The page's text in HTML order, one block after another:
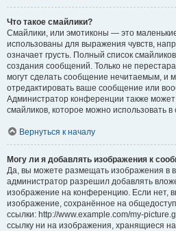
Что такое смайлики?
Смайлики, или эмотиконы — это
использованы для выражения чувств,
означает грусть. Полный список
создания сообщений. Только не
могут сделать сообщение нечитаемым, и
отредактировать ваше сообщение или
Администратор конференции также может
смайликов, которое можно использовать
Вернуться к началу
Могу ли я добавлять изображения к
Да, вы можете размещать изображения в
администратор разрешил добавлять
изображение на конференцию. Если нет,
изображение, сохранённое на
ссылки: http://www.example.com/my-
ссылку ни на изображения, хранящиеся